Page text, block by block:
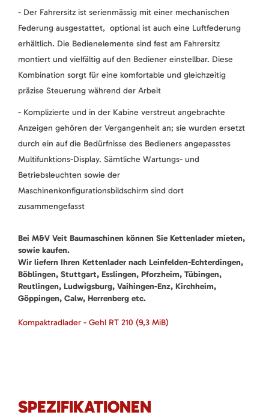
- Der Fahrersitz ist serienmässig mit einer mechanischen
Federung ausgestattet, optional ist auch eine Luftfederung
erhältlich. Die Bedienelemente sind fest am Fahrersitz
montiert und vielfältig auf den Bediener einstellbar. Diese
Kombination sorgt für eine komfortable und gleichzeitig
präzise Steuerung während der Arbeit
- Komplizierte und in der Kabine verstreut angebrachte
Anzeigen gehören der Vergangenheit an; sie wurden ersetzt
durch ein auf die Bedürfnisse des Bedieners angepasstes
Multifunktions-Display. Sämtliche Wartungs- und
Betriebsleuchten sowie der
Maschinenkonfigurationsbildschirm sind dort
zusammengefasst
Bei M&V Veit Baumaschinen können Sie Kettenlader mieten,
sowie kaufen.
Wir liefern Ihren Kettenlader nach Leinfelden-Echterdingen,
Böblingen, Stuttgart, Esslingen, Pforzheim, Tübingen,
Reutlingen, Ludwigsburg, Vaihingen-Enz, Kirchheim,
Göppingen, Calw, Herrenberg etc.
Kompaktradlader - Gehl RT 210 (9,3 MiB)
SPEZIFIKATIONEN